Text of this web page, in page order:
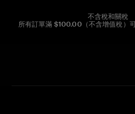
不含稅和關稅
所有訂單滿 $100.00（不含增值稅）